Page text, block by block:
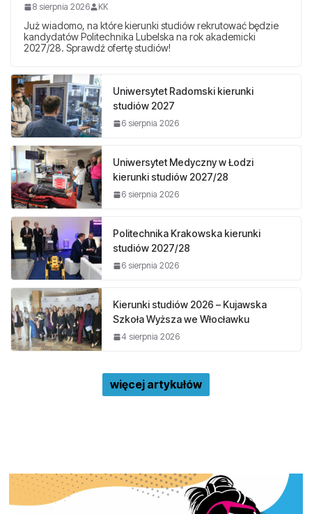
8 sierpnia 2026 KK
Już wiadomo, na które kierunki studiów rekrutować będzie
kandydatów Politechnika Lubelska na rok akademicki
2027/28. Sprawdź ofertę studiów!
Uniwersytet Radomski kierunki
studiów 2027
6 sierpnia 2026
Uniwersytet Medyczny w Łodzi
kierunki studiów 2027/28
6 sierpnia 2026
Politechnika Krakowska kierunki
studiów 2027/28
6 sierpnia 2026
Kierunki studiów 2026 – Kujawska
Szkoła Wyższa we Włocławku
4 sierpnia 2026
więcej artykułów